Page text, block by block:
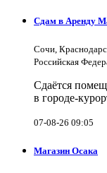
Сдам в Аренду
Сочи,
Российская
Сдаётся
в городе-
07-08-26 09:05
Магазин Осака